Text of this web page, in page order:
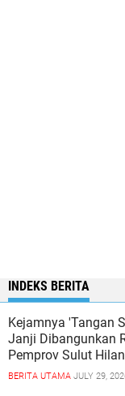
INDEKS BERITA
Kejamnya 'Tangan
Janji Dibangunkan
Pemprov Sulut
"Siapa Yang
BERITA UTAMA JULY 29,